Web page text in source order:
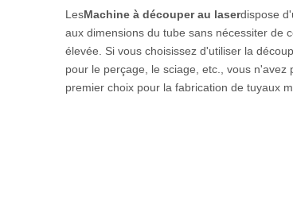
LesMachine à découper au laserdispose
aux dimensions du tube sans nécessiter de
élevée. Si vous choisissez d'utiliser la
pour le perçage, le sciage, etc., vous
premier choix pour la fabrication de tuyaux